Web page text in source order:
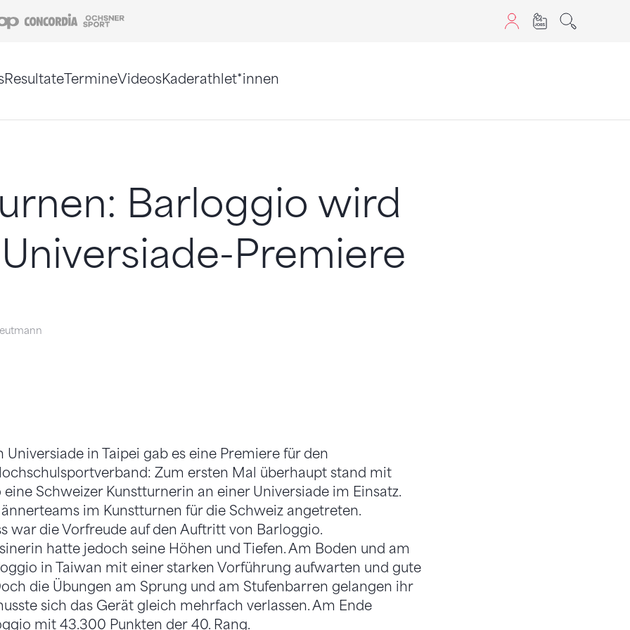
Coop Concordia
ResultateTermineVideosKaderathlet*innen
Barloggio wird
Premiere
Universiade in Taipei gab es eine Premiere für den
Zum ersten Mal überhaupt stand mit
Schweizer Kunstturnerin an einer Universiade im Einsatz.
im Kunstturnen für die Schweiz angetreten.
war die Vorfreude auf den Auftritt von Barloggio.
hatte jedoch seine Höhen und Tiefen. Am Boden und am
in Taiwan mit einer starken Vorführung aufwarten und gute
die Übungen am Sprung und am Stufenbarren gelangen ihr
sich das Gerät gleich mehrfach verlassen. Am Ende
mit 43.300 Punkten der 40. Rang.